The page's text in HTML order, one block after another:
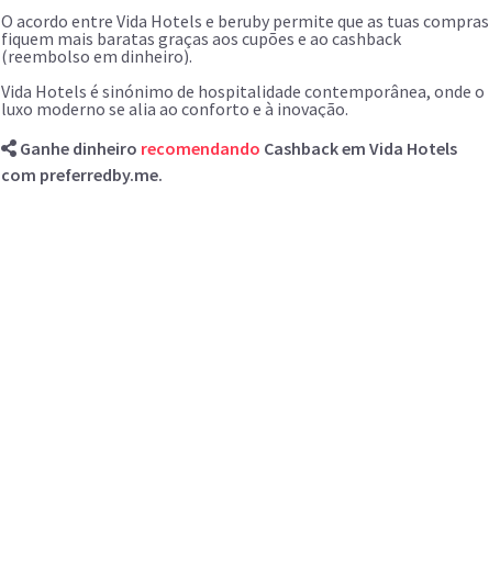
O acordo entre Vida Hotels e beruby permite que as tuas compras
fiquem mais baratas graças aos cupões e ao cashback
(reembolso em dinheiro).
Vida Hotels é sinónimo de hospitalidade contemporânea, onde o
luxo moderno se alia ao conforto e à inovação.
Ganhe dinheiro recomendando Cashback em Vida Hotels
com preferredby.me.